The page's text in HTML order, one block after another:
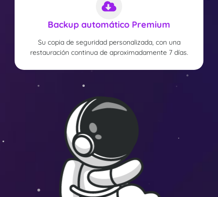
Backup automático Premium
Su copia de seguridad personalizada, con una
restauración continua de aproximadamente 7 días.